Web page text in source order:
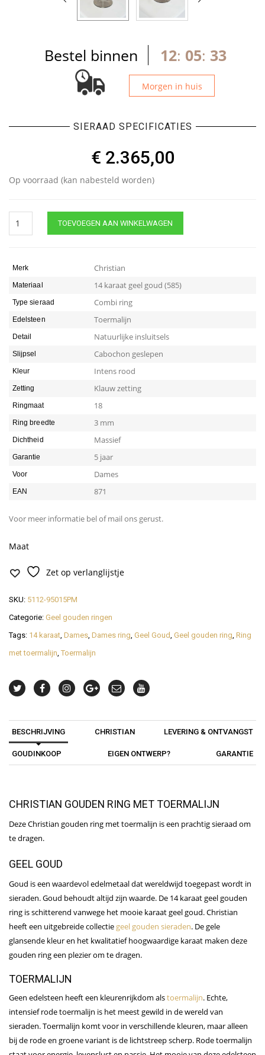
Bestel binnen 12: 05: 33
Morgen in huis
SIERAAD SPECIFICATIES
€ 2.365,00
Op voorraad (kan nabesteld worden)
gouden
toermalijn
TOEVOEGEN AAN WINKELWAGEN
Merk Christian
Materiaal 14 karaat geel goud (585)
Type sieraad Combi ring
Edelsteen Toermalijn
Detail Natuurlijke insluitsels
Slijpsel Cabochon geslepen
Kleur Intens rood
Zetting Klauw zetting
Ringmaat 18
Ring breedte 3 mm
Dichtheid Massief
Garantie 5 jaar
Voor Dames
EAN 871
Voor meer informatie bel of mail ons gerust.
Maat
Zet op verlanglijstje
SKU: 5112-95015PM
Categorie: Geel gouden ringen
Tags: 14 karaat Dames Dames ring Geel Goud Geel gouden ring Ring
met toermalijn Toermalijn
BESCHRIJVING CHRISTIAN LEVERING & ONTVANGST
GOUDINKOOP EIGEN ONTWERP? GARANTIE
CHRISTIAN GOUDEN RING MET TOERMALIJN
Deze Christian gouden ring met toermalijn is een prachtig sieraad om
te dragen.
GEEL GOUD
Goud is een waardevol edelmetaal dat wereldwijd toegepast wordt in
sieraden. Goud behoudt altijd zijn waarde. De 14 karaat geel gouden
ring is schitterend vanwege het mooie karaat geel goud. Christian
heeft een uitgebreide collectie geel gouden sieraden. De gele
glansende kleur en het kwalitatief hoogwaardige karaat maken deze
gouden ring een plezier om te dragen.
TOERMALIJN
Geen edelsteen heeft een kleurenrijkdom alstoermalijn. Echte,
intensief rode toermalijn is het meest gewild in de wereld van
sieraden. Toermalijn komt voor in verschillende kleuren, maar alleen
bij de rode en groene variant is de lichtstreep scherp. Rode toermalijn